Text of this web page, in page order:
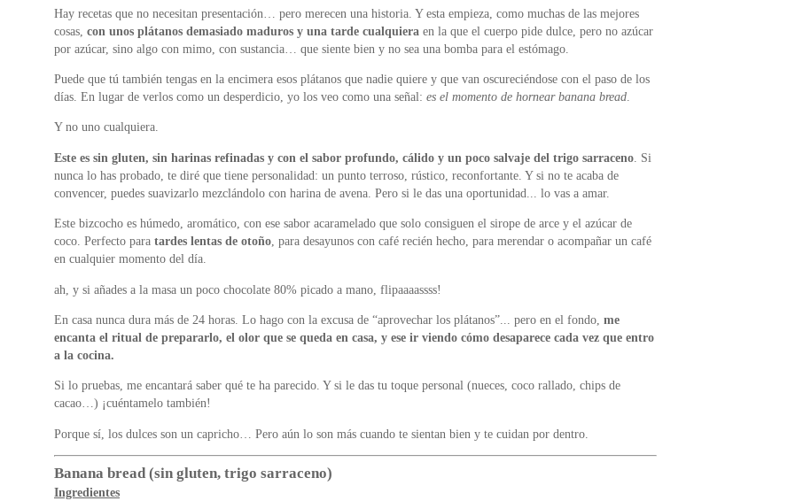
Hay recetas que no necesitan presentación… pero merecen una historia. Y esta empieza, como muchas de las mejores
cosas, con unos plátanos demasiado maduros y una tarde cualquiera en la que el cuerpo pide dulce, pero no azúcar
por azúcar, sino algo con mimo, con sustancia… que siente bien y no sea una bomba para el estómago.
Puede que tú también tengas en la encimera esos plátanos que nadie quiere y que van oscureciéndose con el paso de los
días. En lugar de verlos como un desperdicio, yo los veo como una señal: es el momento de hornear banana bread
Y no uno cualquiera.
Este es sin gluten, sin harinas refinadas y con el sabor profundo, cálido y un poco salvaje del trigo sarraceno . Si
nunca lo has probado, te diré que tiene personalidad: un punto terroso, rústico, reconfortante. Y si no te acaba de
convencer, puedes suavizarlo mezclándolo con harina de avena. Pero si le das una oportunidad... lo vas a amar.
Este bizcocho es húmedo, aromático, con ese sabor acaramelado que solo consiguen el sirope de arce y el azúcar de
coco. Perfecto para tardes lentas de otoño , para desayunos con café recién hecho, para merendar o acompañar un café
en cualquier momento del día.
ah, y si añades a la masa un poco chocolate 80% picado a mano, flipaaaassss!
En casa nunca dura más de 24 horas. Lo hago con la excusa de “aprovechar los plátanos”... pero en el fondo, me
encanta el ritual de prepararlo, el olor que se queda en casa, y ese ir viendo cómo desaparece cada vez que entro
a la cocina.
Si lo pruebas, me encantará saber qué te ha parecido. Y si le das tu toque personal (nueces, coco rallado, chips de
cacao…) ¡cuéntamelo también!
Porque sí, los dulces son un capricho… Pero aún lo son más cuando te sientan bien y te cuidan por dentro.
Banana bread (sin gluten, trigo sarraceno)
Ingredientes